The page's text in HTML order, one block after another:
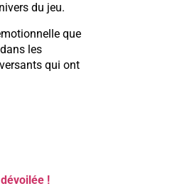
du jeu.
que
les
qui ont
!